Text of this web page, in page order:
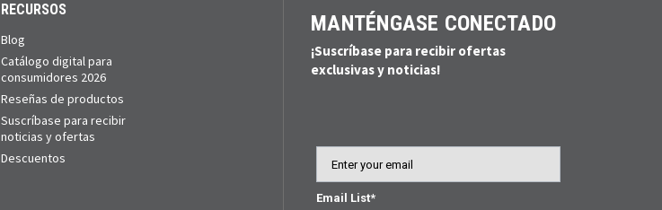
RECURSOS
Blog
Catálogo digital para
consumidores 2026
Reseñas de productos
Suscríbase para recibir
noticias y ofertas
Descuentos
MANTÉNGASE CONECTADO
¡Suscríbase para recibir ofertas
exclusivas y noticias!
Email List*